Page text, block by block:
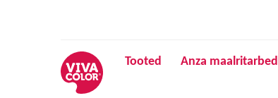
Tooted Anza maalritarbed